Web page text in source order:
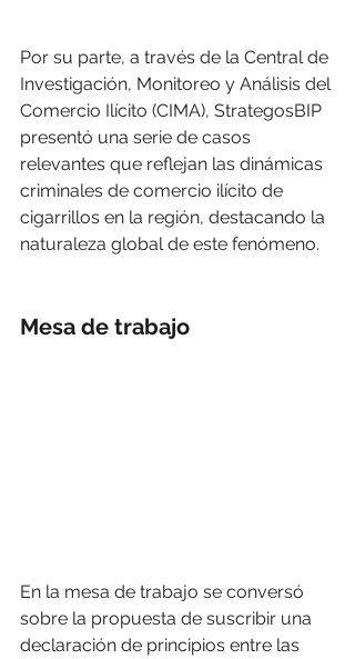
Por su parte, a través de la Central de
Investigación, Monitoreo y Análisis del
Comercio Ilícito (CIMA), StrategosBIP
presentó una serie de casos
relevantes que reflejan las dinámicas
criminales de comercio ilícito de
cigarrillos en la región, destacando la
naturaleza global de este fenómeno.
Mesa de trabajo
En la mesa de trabajo se conversó
sobre la propuesta de suscribir una
declaración de principios entre las